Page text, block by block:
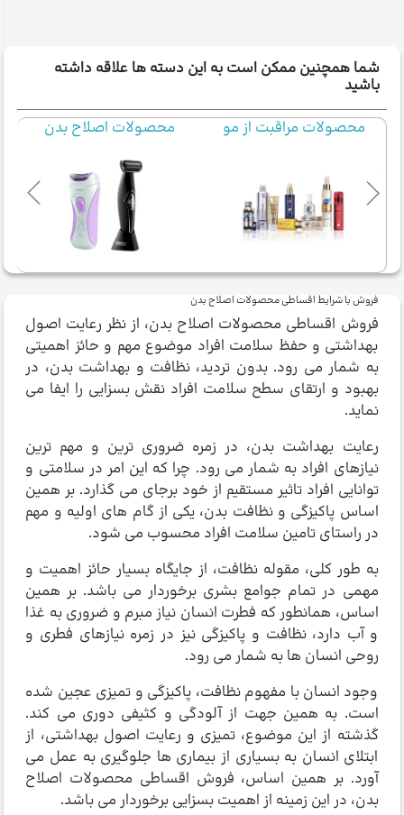
شما همچنین ممکن است به این دسته ها علاقه داشته
باشید
محصولات مراقبت از مو
محصولات اصلاح بدن
فروش با شرایط اقساطی محصولات اصلاح بدن
فروش اقساطی محصولات اصلاح بدن، از نظر رعایت اصول
بهداشتی و حفظ سلامت افراد موضوع مهم و حائز اهمیتی
به شمار می رود. بدون تردید، نظافت و بهداشت بدن، در
بهبود و ارتقای سطح سلامت افراد نقش بسزایی را ایفا می
نماید.
رعایت بهداشت بدن، در زمره ضروری ترین و مهم ترین
نیازهای افراد به شمار می رود. چرا که این امر در سلامتی و
توانایی افراد تاثیر مستقیم از خود برجای می گذارد. بر همین
اساس پاکیزگی و نظافت بدن، یکی از گام های اولیه و مهم
در راستای تامین سلامت افراد محسوب می شود.
به طور کلی، مقوله نظافت، از جایگاه بسیار حائز اهمیت و
مهمی در تمام جوامع بشری برخوردار می باشد. بر همین
اساس، همانطور که فطرت انسان نیاز مبرم و ضروری به غذا
و آب دارد، نظافت و پاکیزگی نیز در زمره نیازهای فطری و
روحی انسان ها به شمار می رود.
وجود انسان با مفهوم نظافت، پاکیزگی و تمیزی عجین شده
است. به همین جهت از آلودگی و کثیفی دوری می کند.
گذشته از این موضوع، تمیزی و رعایت اصول بهداشتی، از
ابتلای انسان به بسیاری از بیماری ها جلوگیری به عمل می
آورد. بر همین اساس، فروش اقساطی محصولات اصلاح
بدن، در این زمینه از اهمیت بسزایی برخوردار می باشد.